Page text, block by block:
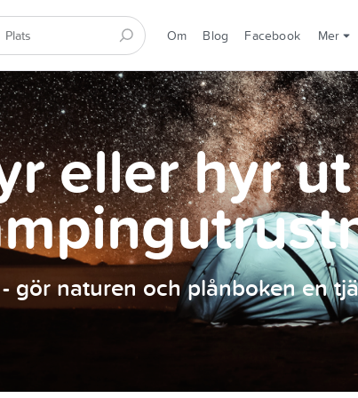
Om Blog Facebook Mer
eller hyr
- gör naturen och plånboken en